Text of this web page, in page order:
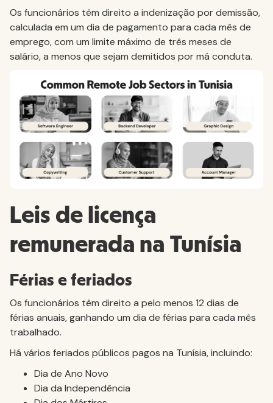
Os funcionários têm direito a indenização por demissão,
calculada em um dia de pagamento para cada mês de
emprego, com um limite máximo de três meses de
salário, a menos que sejam demitidos por má conduta.
Leis de licença
remunerada na Tunísia
Férias e feriados
Os funcionários têm direito a pelo menos 12 dias de
férias anuais, ganhando um dia de férias para cada mês
trabalhado.
Há vários feriados públicos pagos na Tunísia, incluindo:
Dia de Ano Novo
Dia da Independência